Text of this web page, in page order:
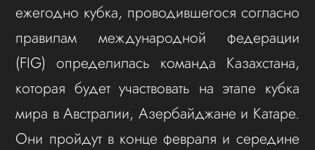
ежегодно кубка, проводившегося согласно
правилам международной федерации
(FIG) определилась команда Казахстана,
которая будет участвовать на этапе кубка
мира в Австралии, Азербайджане и Катаре.
Они пройдут в конце февраля и середине